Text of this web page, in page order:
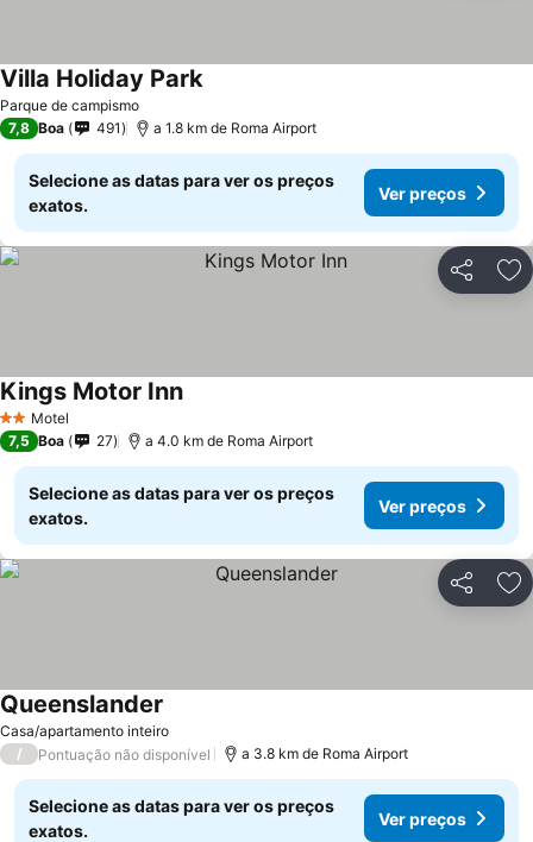
Parque de campismo
Villa Holiday Park
7,8 Boa 491 a 1.8 km de Roma Airport
Selecione as datas para ver os preços
exatos.
Ver preços
Partilhar
2 Estrelas
Motel
Kings Motor Inn
7,5 Boa 27 a 4.0 km de Roma Airport
Selecione as datas para ver os preços
exatos.
Ver preços
Partilhar
Casa/apartamento inteiro
Queenslander
/ Pontuação não disponível a 3.8 km de Roma Airport
Selecione as datas para ver os preços
exatos.
Ver preços